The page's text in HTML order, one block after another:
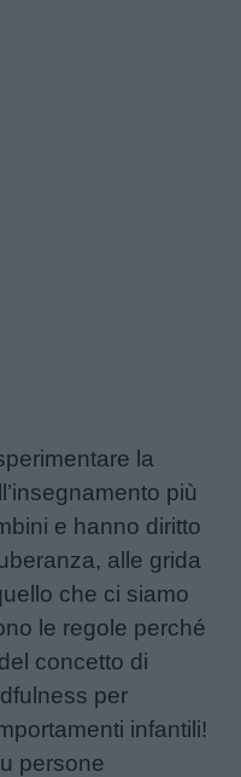
la
più
e hanno diritto
alle grida
che ci siamo
le regole perché
concetto di
per
infantili!
persone